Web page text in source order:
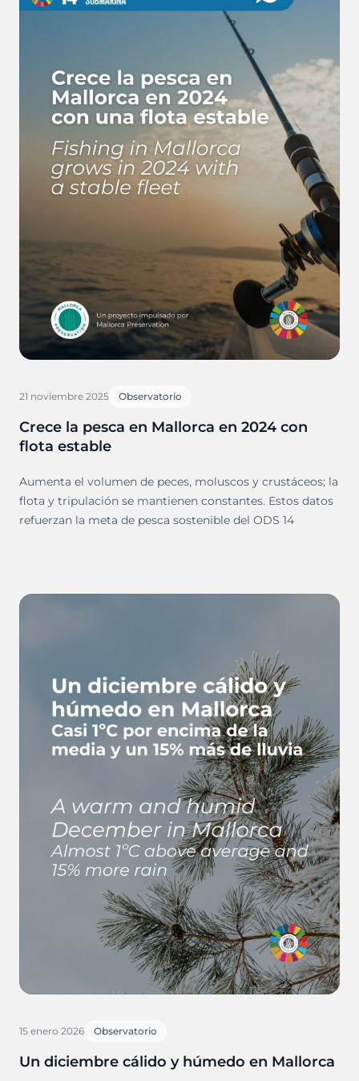
21 noviembre 2025 Observatorio
Crece la pesca en Mallorca en 2024 con
flota estable
Aumenta el volumen de peces, moluscos y crustáceos; la
flota y tripulación se mantienen constantes. Estos datos
refuerzan la meta de pesca sostenible del ODS 14
15 enero 2026 Observatorio
Un diciembre cálido y húmedo en Mallorca